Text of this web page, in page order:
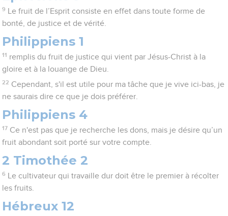
9
Le fruit de l’Esprit consiste en effet dans toute forme de
bonté, de justice et de vérité.
Philippiens 1
11 remplis du fruit de justice qui vient par Jésus-Christ à la
gloire et à la louange de Dieu.
22 Cependant, s'il est utile pour ma tâche que je vive ici-bas, je
ne saurais dire ce que je dois préférer.
Philippiens 4
17 Ce n'est pas que je recherche les dons, mais je désire qu’un
fruit abondant soit porté sur votre compte.
2 Timothée 2
6
Le cultivateur qui travaille dur doit être le premier à récolter
les fruits.
Hébreux 12